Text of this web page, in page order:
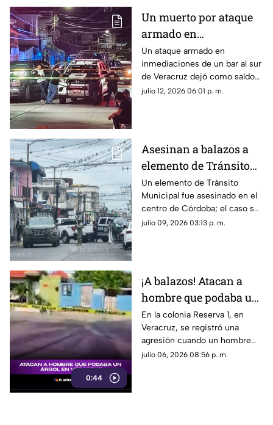
Un muerto por ataque
armado en
inmediaciones de bar
al sur de Veracruz;
sigue la violencia en el
gobierno de Rocío
Un ataque armado en
inmediaciones de un bar al sur
de Veracruz dejó como saldo
un hombre muerto; este
julio 12, 2026 06:01 p. m.
Asesinan a balazos a
elemento de Tránsito
Municipal en Córdoba;
así ocurrió
Un elemento de Tránsito
Municipal fue asesinado en el
centro de Córdoba; el caso se
suma a la lista de hechos
julio 09, 2026 03:13 p. m.
0:44
¡A balazos! Atacan a
hombre que podaba un
árbol en Veracruz; esto
se sabe
En la colonia Reserva 1, en
Veracruz, se registró una
agresión cuando un hombre
podaba un árbol. Aquí te
julio 06, 2026 08:56 p. m.